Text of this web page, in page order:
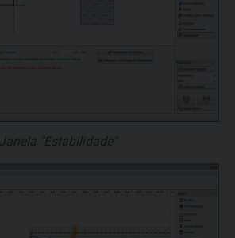
Janela "Estabilidade"